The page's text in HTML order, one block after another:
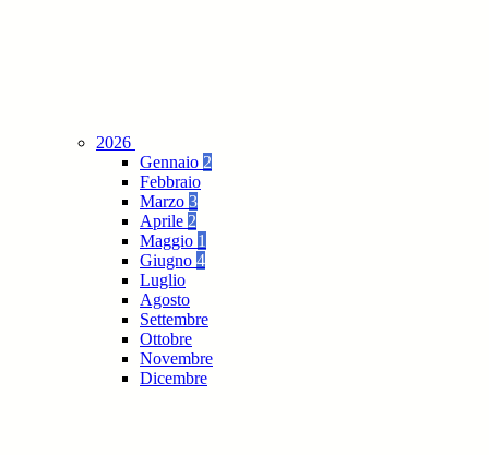
2026
Gennaio 2
Febbraio
Marzo 3
Aprile 2
Maggio 1
Giugno 4
Luglio
Agosto
Settembre
Ottobre
Novembre
Dicembre